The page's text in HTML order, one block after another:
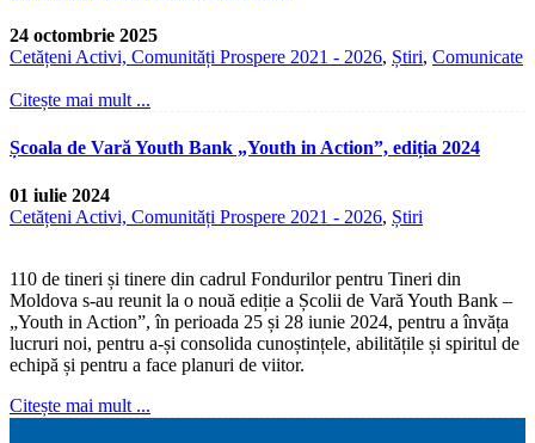
24 octombrie 2025
Cetățeni Activi, Comunități Prospere 2021 - 2026, Știri, Comunicate
Citește mai mult ...
Școala de Vară Youth Bank „Youth in Action”, ediția 2024
01 iulie 2024
Cetățeni Activi, Comunități Prospere 2021 - 2026, Știri
110 de tineri și tinere din cadrul Fondurilor pentru Tineri din
Moldova s-au reunit la o nouă ediție a Școlii de Vară Youth Bank –
„Youth in Action”, în perioada 25 și 28 iunie 2024, pentru a învăța
lucruri noi, pentru a-și consolida cunoștințele, abilitățile și spiritul de
echipă și pentru a face planuri de viitor.
Citește mai mult ...